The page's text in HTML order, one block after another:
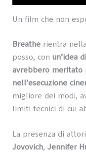
Un film che non
Breatherientra
posso, con un’idea
avrebbero meritato
nell’esecuzione
migliore dei modi,
limiti tecnici di cui
La presenza di
Jovovich, Jennifer